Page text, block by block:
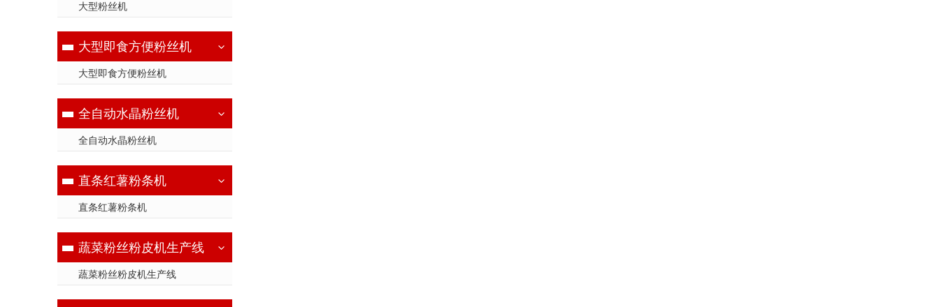
大型粉丝机
大型即食方便粉丝机
大型即食方便粉丝机
全自动水晶粉丝机
全自动水晶粉丝机
直条红薯粉条机
直条红薯粉条机
蔬菜粉丝粉皮机生产线
蔬菜粉丝粉皮机生产线